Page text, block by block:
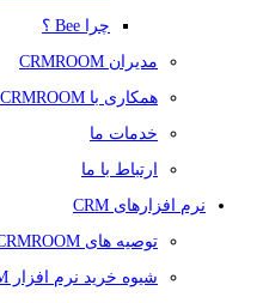
چرا Bee ؟
مدیران CRMROOM
همکاری با CRMROOM
خدمات ما
ارتباط با ما
نرم افزارهای CRM
توصیه های CRMROOM
شیوه خرید نرم افزار CRM